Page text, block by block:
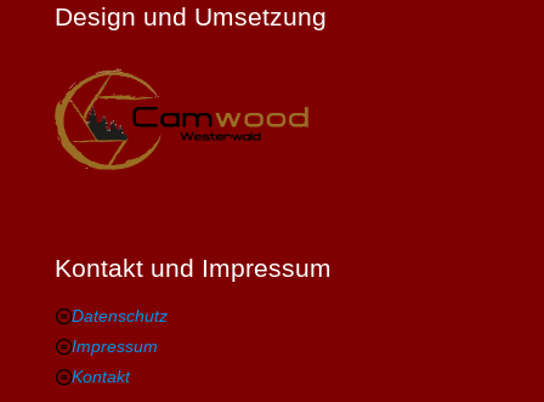
Design und Umsetzung
Kontakt und Impressum
Datenschutz
Impressum
Kontakt